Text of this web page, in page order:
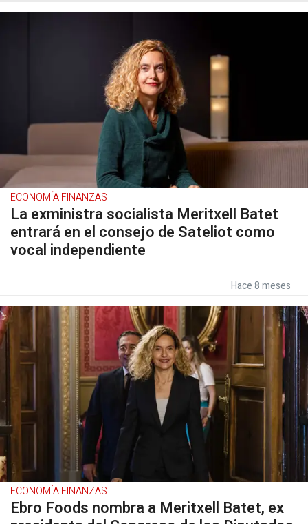
ECONOMÍA FINANZAS
La exministra socialista Meritxell Batet
entrará en el consejo de Sateliot como
vocal independiente
Hace 8 meses
ECONOMÍA FINANZAS
Ebro Foods nombra a Meritxell Batet, ex